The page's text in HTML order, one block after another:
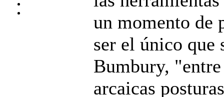
un momento de
ser el único que
Bumbury,
arcaicas